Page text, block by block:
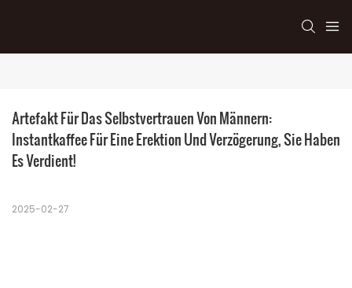
Artefakt Für Das Selbstvertrauen Von Männern:
Instantkaffee Für Eine Erektion Und Verzögerung, Sie Haben
Es Verdient!
2025-02-27